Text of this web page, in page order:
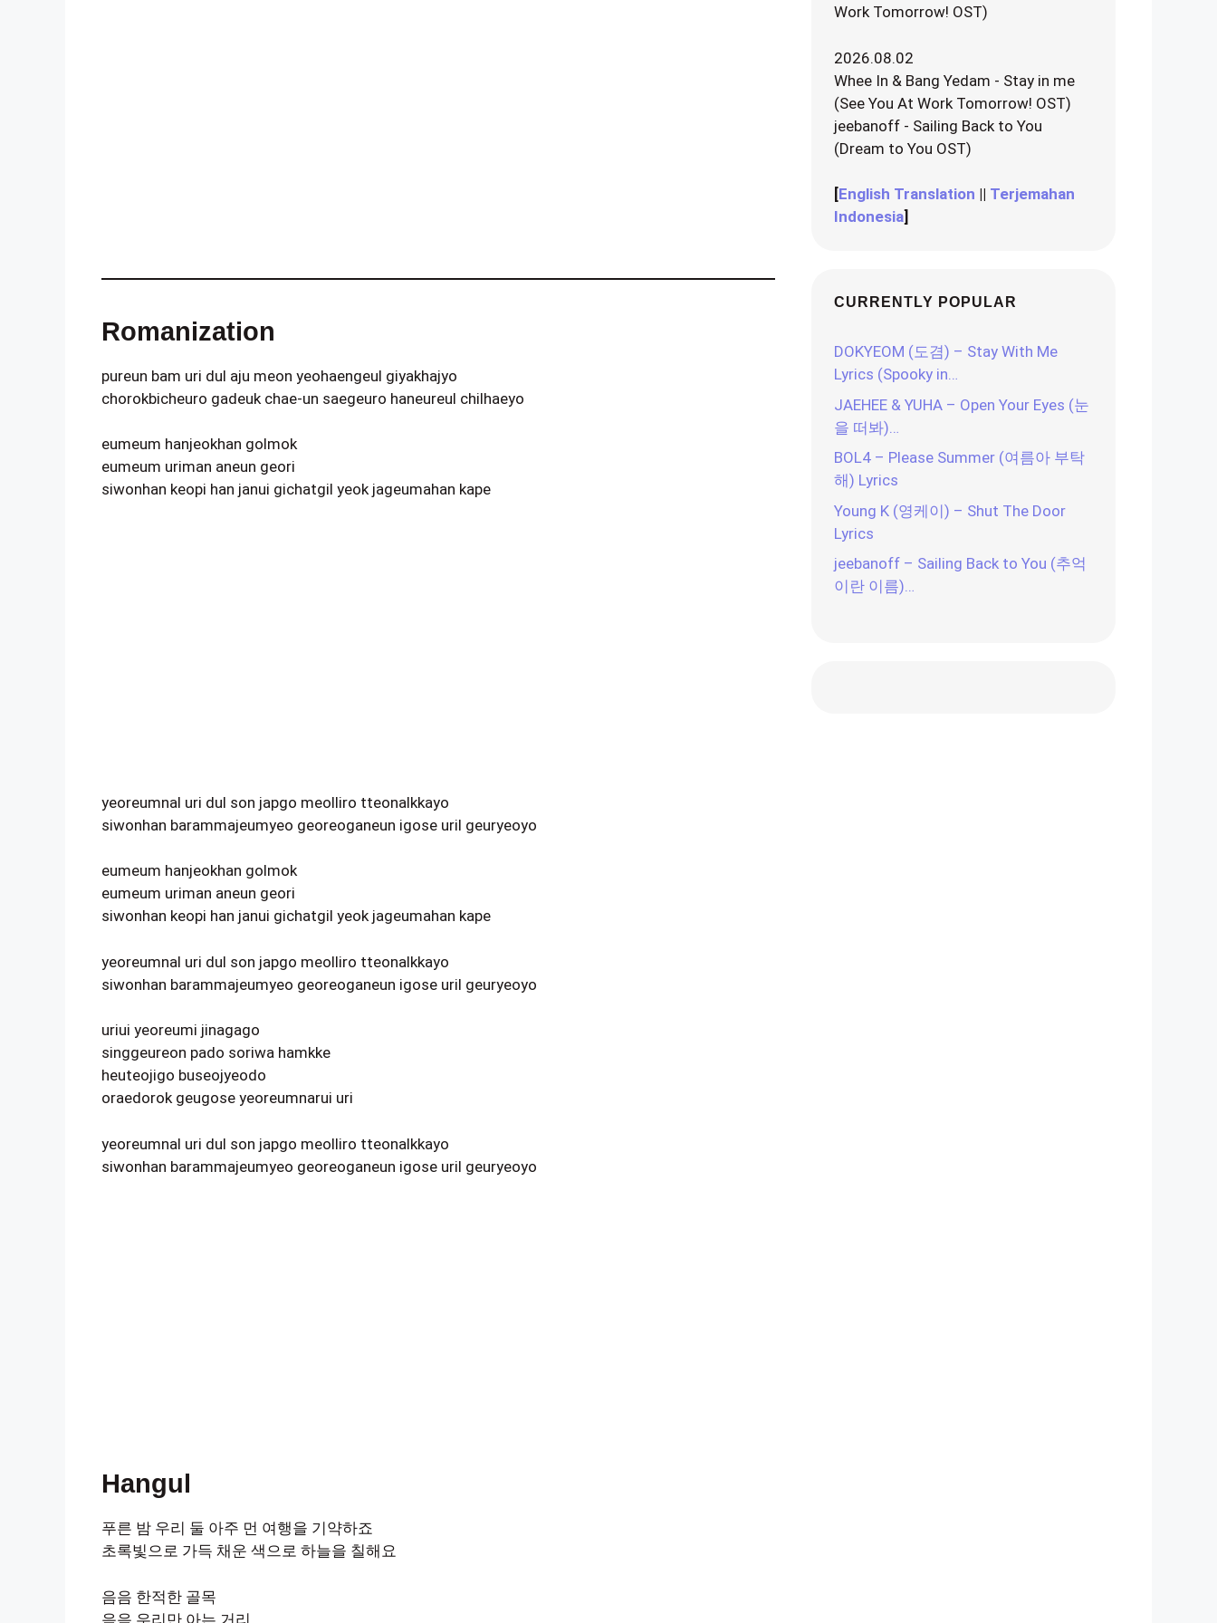
Romanization
pureun bam uri dul aju meon yeohaengeul giyakhajyo
chorokbicheuro gadeuk chae-un saegeuro haneureul chilhaeyo
eumeum hanjeokhan golmok
eumeum uriman aneun geori
siwonhan keopi han janui gichatgil yeok jageumahan kape
yeoreumnal uri dul son japgo meolliro tteonalkkayo
siwonhan barammajeumyeo georeoganeun igose uril geuryeoyo
eumeum hanjeokhan golmok
eumeum uriman aneun geori
siwonhan keopi han janui gichatgil yeok jageumahan kape
yeoreumnal uri dul son japgo meolliro tteonalkkayo
siwonhan barammajeumyeo georeoganeun igose uril geuryeoyo
uriui yeoreumi jinagago
singgeureon pado soriwa hamkke
heuteojigo buseojyeodo
oraedorok geugose yeoreumnarui uri
yeoreumnal uri dul son japgo meolliro tteonalkkayo
siwonhan barammajeumyeo georeoganeun igose uril geuryeoyo
Hangul
푸른 밤 우리 둘 아주 먼 여행을 기약하죠
초록빛으로 가득 채운 색으로 하늘을 칠해요
음음 한적한 골목
음음 우리만 아는 거리
Work Tomorrow! OST)
2026.08.02
Whee In & Bang Yedam - Stay in me
(See You At Work Tomorrow! OST)
jeebanoff - Sailing Back to You
(Dream to You OST)
[English Translation || Terjemahan
Indonesia]
CURRENTLY POPULAR
DOKYEOM (도겸) – Stay With Me
Lyrics (Spooky in…
JAEHEE & YUHA – Open Your Eyes (눈
을 떠봐)…
BOL4 – Please Summer (여름아 부탁
해) Lyrics
Young K (영케이) – Shut The Door
Lyrics
jeebanoff – Sailing Back to You (추억
이란 이름)…